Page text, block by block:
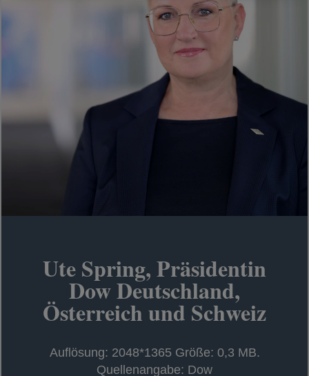
Ute Spring, Präsidentin
Dow Deutschland,
Österreich und Schweiz
Auflösung: 2048*1365 Größe: 0,3 MB.
Quellenangabe: Dow